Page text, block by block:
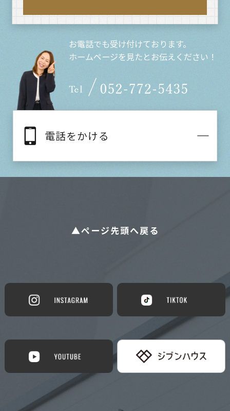
お電話でも受け付けております。
ホームページを見たとお伝えください！
▲ページ先頭へ戻る